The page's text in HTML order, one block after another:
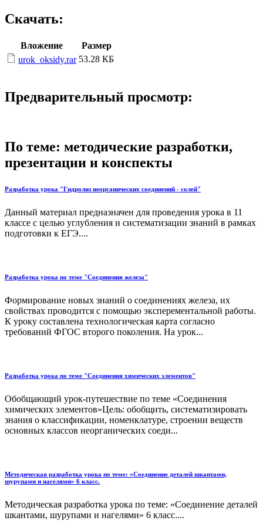
Скачать:
Вложение
Размер
urok_oksidy.rar 53.28 КБ
Предварительный просмотр:
По теме: методические разработки,
презентации и конспекты
Разработка урока "Гидролиз неорганических соединений - солей"
Данный материал предназначен для проведения урока в 11
классе с целью углубления и систематизации знаний в рамках
подготовки к ЕГЭ....
Разработка урока по теме "Соединения железа"
Формирование новых знаний о соединениях железа, их
свойствах проводится с помощью эксперементальной работы.
К уроку составлена технологическая карта согласно
требований ФГОС второго поколения. На урок...
Разработка урока по теме "Соединения химических элементов"
Обобщающий урок-путешествие по теме «Соединения
химических элементов»Цель: обобщить, систематизировать
знания о классификации, номенклатуре, строении веществ
основных классов неорганических соеди...
Методическая разработка урока по теме: «Соединение деталей шкантами,
шурупами и нагелями» 6 класс.
Методическая разработка урока по теме: «Соединение деталей
шкантами, шурупами и нагелями» 6 класс....